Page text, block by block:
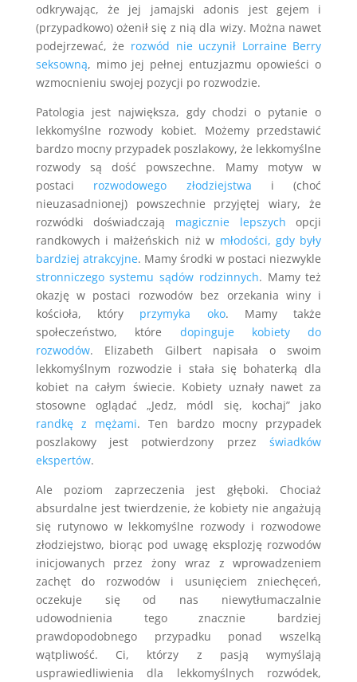
odkrywając, że jej jamajski adonis jest gejem i
(przypadkowo) ożenił się z nią dla wizy. Można nawet
podejrzewać, że rozwód nie uczynił Lorraine Berry
seksowną, mimo jej pełnej entuzjazmu opowieści o
wzmocnieniu swojej pozycji po rozwodzie.
Patologia jest największa, gdy chodzi o pytanie o
lekkomyślne rozwody kobiet. Możemy przedstawić
bardzo mocny przypadek poszlakowy, że lekkomyślne
rozwody są dość powszechne. Mamy motyw w
postaci rozwodowego złodziejstwa i (choć
nieuzasadnionej) powszechnie przyjętej wiary, że
rozwódki doświadczają magicznie lepszych opcji
randkowych i małżeńskich niż w młodości, gdy były
bardziej atrakcyjne. Mamy środki w postaci niezwykle
stronniczego systemu sądów rodzinnych. Mamy też
okazję w postaci rozwodów bez orzekania winy i
kościoła, który przymyka oko. Mamy także
społeczeństwo, które dopinguje kobiety do
rozwodów. Elizabeth Gilbert napisała o swoim
lekkomyślnym rozwodzie i stała się bohaterką dla
kobiet na całym świecie. Kobiety uznały nawet za
stosowne oglądać „Jedz, módl się, kochaj” jako
randkę z mężami. Ten bardzo mocny przypadek
poszlakowy jest potwierdzony przezświadków
ekspertów.
Ale poziom zaprzeczenia jest głęboki. Chociaż
absurdalne jest twierdzenie, że kobiety nie angażują
się rutynowo w lekkomyślne rozwody i rozwodowe
złodziejstwo, biorąc pod uwagę eksplozję rozwodów
inicjowanych przez żony wraz z wprowadzeniem
zachęt do rozwodów i usunięciem zniechęceń,
oczekuje się od nas niewytłumaczalnie
udowodnienia tego znacznie bardziej
prawdopodobnego przypadku ponad wszelką
wątpliwość. Ci, którzy z pasją wymyślają
usprawiedliwienia dla lekkomyślnych rozwódek,